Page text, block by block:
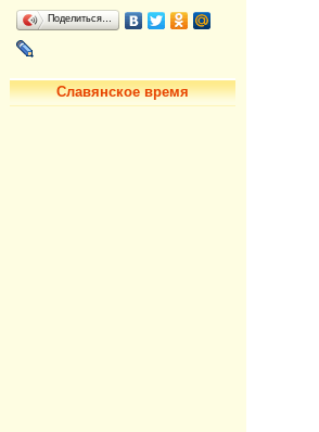
Поделиться…
Славянское время